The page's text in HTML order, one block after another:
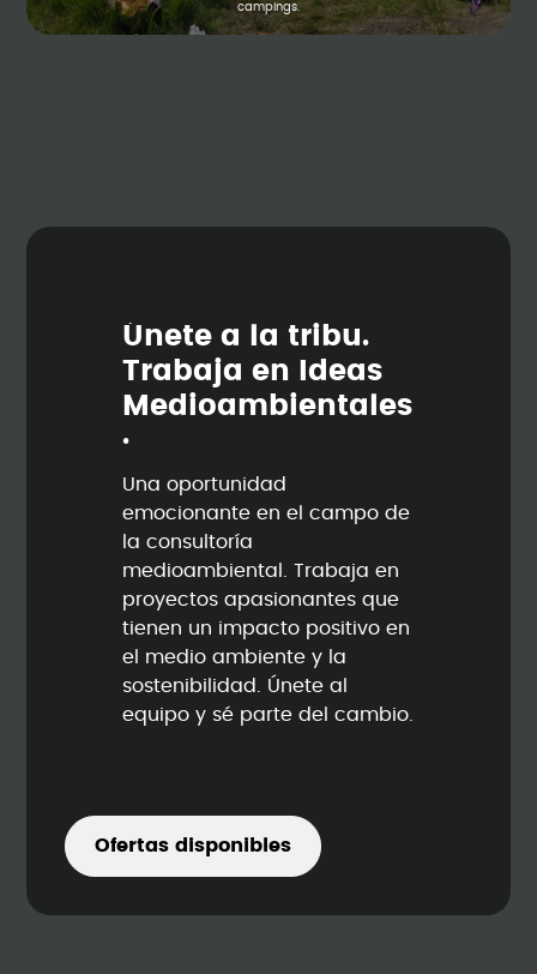
campings.
Únete a la tribu.
Trabaja en Ideas
Medioambienta les
.
Una oportunidad
emocionante en el campo de
la consultoría
medioambiental. Trabaja en
proyectos apasionantes que
tienen un impacto positivo en
el medio ambiente y la
sostenibilidad. Únete al
equipo y sé parte del cambio.
Ofertas disponibles